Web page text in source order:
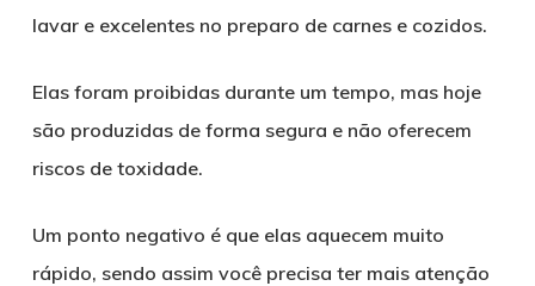
lavar e excelentes no preparo de carnes e cozidos.
Elas foram proibidas durante um tempo, mas hoje
são produzidas de forma segura e não oferecem
riscos de toxidade.
Um ponto negativo é que elas aquecem muito
rápido, sendo assim você precisa ter mais atenção